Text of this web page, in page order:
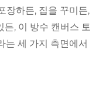
장하든, 집을 꾸미든,
, 이 방수 캔버스 토
는 세 가지 측면에서